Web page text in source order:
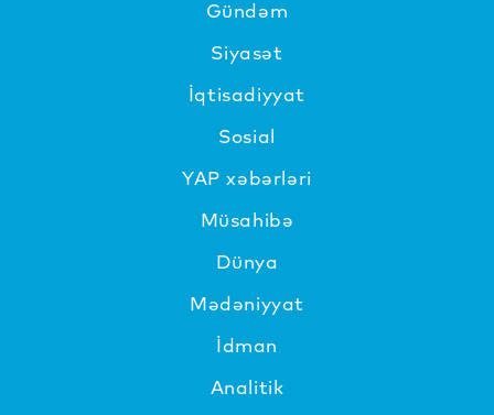
Gündəm
Siyasət
İqtisadiyyat
Sosial
YAP xəbərləri
Müsahibə
Dünya
Mədəniyyat
İdman
Analitik